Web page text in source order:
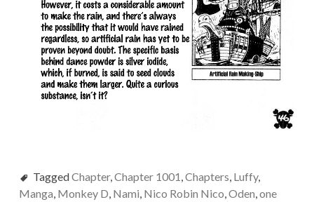
TaggedChapter, Chapter 1001 Chapters Luffy,
Manga Monkey D Nami Nico Robin Nico Oden one